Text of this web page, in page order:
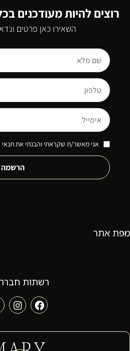
רוצים להיות מעודכנים
השאירו כאן פרטים
אני מאשר/ת שקראתי והבנתי את תנאי
הרשמה
מפת אתר
רשתות